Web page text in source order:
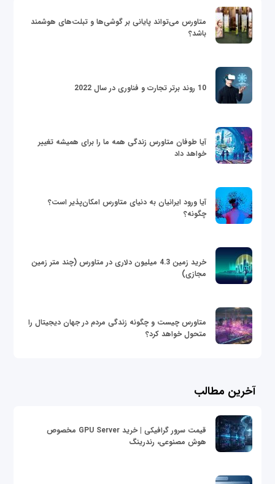
متاورس می‌تواند پایانی بر گوشی‌ها و تبلت‌های هوشمند
باشد؟
10 روند برتر تجارت و فناوری در سال 2022
آیا طوفان متاورس زندگی همه ما را برای همیشه تغییر
خواهد داد
آیا ورود ایرانیان به دنیای متاورس امکان‌پذیر است؟
چگونه؟
خرید زمین 4.3 میلیون دلاری در متاورس (چند متر زمین
مجازی)
متاورس چیست و چگونه زندگی مردم در جهان دیجیتال را
متحول خواهد کرد؟
آخرین مطالب
قیمت سرور گرافیکی | خرید GPU Server مخصوص
هوش مصنوعی، رندرینگ